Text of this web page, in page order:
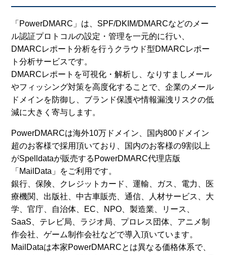
「PowerDMARC」は、SPF/DKIM/DMARCなどのメー
ル認証プロトコルの設定・管理を一元的に行い、
DMARCレポート分析を行うクラウド型DMARCレポー
ト分析サービスです。
DMARCレポートを可視化・解析し、なりすましメール
やフィッシング対策を高度化することで、企業のメール
ドメインを防御し、ブランド保護や情報漏洩リスクの低
減に大きく寄与します。
PowerDMARCは海外10万ドメイン、国内800ドメイン
超のお客様で採用頂いており、国内のお客様の9割以上
がSpelldataが販売するPowerDMARC代理店版
「MailData」をご利用です。
銀行、保険、クレジットカード、運輸、ガス、電力、医
療機関、出版社、中古車販売、通信、人材サービス、大
学、官庁、自治体、EC、NPO、製造業、リース、
SaaS、テレビ局、ラジオ局、プロレス団体、アニメ制
作会社、ゲーム制作会社などで導入頂いています。
MailDataは本家PowerDMARCとは異なる価格体系で、